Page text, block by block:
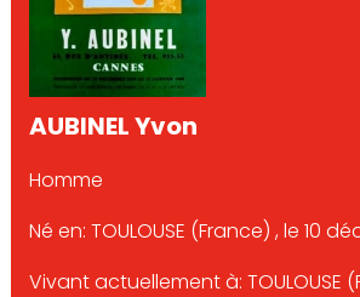
AUBINEL Yvon
Homme
Né en: TOULOUSE (France) , le 10
Vivant actuellement à: TOULOUSE